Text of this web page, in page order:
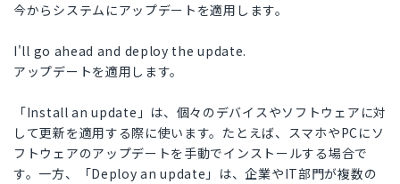
今からシステムにアップデートを適用します。
I'll go ahead and deploy the update.
アップデートを適用します。
「Install an update」は、個々のデバイスやソフトウェアに対
して更新を適用する際に使います。たとえば、スマホやPCにソ
フトウェアのアップデートを手動でインストールする場合で
す。一方、「Deploy an update」は、企業やIT部門が複数の